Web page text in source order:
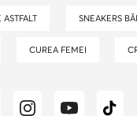
ASTFALT SNEAKERS
CUREA FEMEI